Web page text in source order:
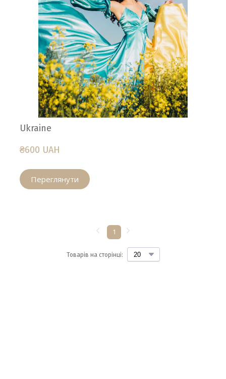
Ukraine
₴600 UAH
Переглянути
Товарів на сторінці:
1